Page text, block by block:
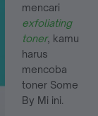
mencari
exfoliating
toner, kamu
harus
mencoba
toner Some
By Mi ini.